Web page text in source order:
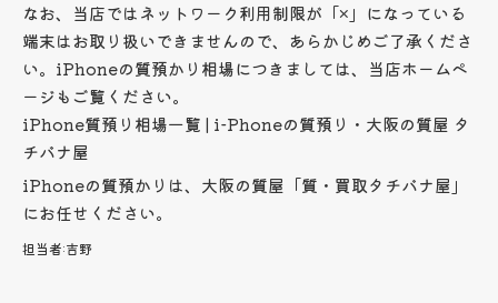
なお、当店ではネットワーク利用制限が「×」になっている
端末はお取り扱いできませんので、あらかじめご了承くださ
い。iPhoneの質預かり相場につきましては、当店ホームペ
ージもご覧ください。
iPhone質預り相場一覧 | i-Phoneの質預り・大阪の質屋 タ
チバナ屋
iPhoneの質預かりは、大阪の質屋「質・買取タチバナ屋」
にお任せください。
担当者:吉野